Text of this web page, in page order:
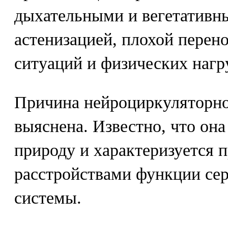
дыхательными и
астенизацией, плохой
ситуаций и физических
Причина
выяснена. Известно, что
природу и характеризуется
расстройствами функции
системы.